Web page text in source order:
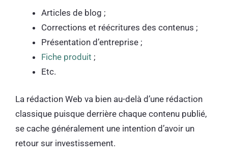
Articles de blog ;
Corrections et réécritures des contenus ;
Présentation d’entreprise ;
Fiche produit ;
Etc.
La rédaction Web va bien au-delà d’une rédaction
classique puisque derrière chaque contenu publié,
se cache généralement une intention d’avoir un
retour sur investissement.